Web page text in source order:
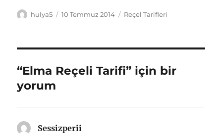
Yazar
hulya5
Yayın
10 Temmuz 2014 Kategoriler
Reçel Tarifleri
“Elma Reçeli Tarifi” için bir
yorum
Sessizperii